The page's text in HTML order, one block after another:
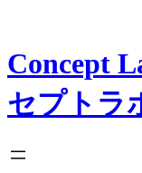
を
ス
キ
ッ
Concept
セプトラ